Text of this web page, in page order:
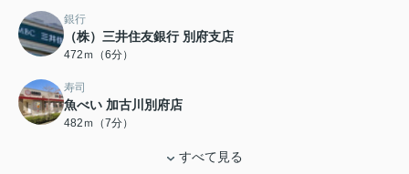
銀行
（株）三井住友銀行 別府支店
472ｍ（6分）
寿司
魚べい 加古川別府店
482ｍ（7分）
すべて見る